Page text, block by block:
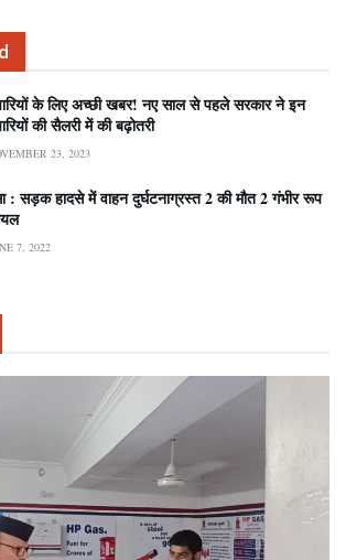
के लिए अच्छी खबर! नए साल से पहले सरकार ने इन
की सैलरी में की बढ़ोतरी
23, 2023
: सड़क हादसे में वाहन दुर्घटनाग्रस्त 2 की मौत 2 गंभीर रूप
7, 2022